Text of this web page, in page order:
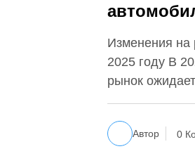
Изменения на
2025 году В
рынок
Автор 0